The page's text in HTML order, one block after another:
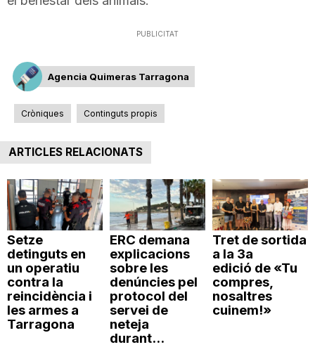
PUBLICITAT
Agencia Quimeras Tarragona
Cròniques Continguts propis
ARTICLES RELACIONATS
Setze
detinguts en
un operatiu
contra la
reincidència i
les armes a
Tarragona
ERC demana
explicacions
sobre les
denúncies pel
protocol del
servei de
neteja
durant...
Tret de sortida
a la 3a
edició de «Tu
compres,
nosaltres
cuinem!»